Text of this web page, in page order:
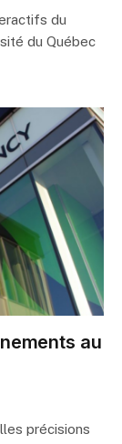
du
du Québec
au
précisions